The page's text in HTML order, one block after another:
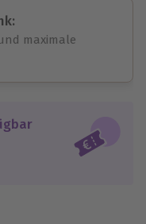
maximale
einlösbar.